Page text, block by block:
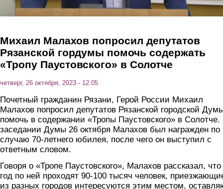
Михаил Малахов попросил депутатов
Рязанской гордумы помочь содержать
«Тропу Паустовского» в Солотче
четверг, 26 октября, 2023 - 12:05
Почетный гражданин Рязани, Герой России Михаил
Малахов попросил депутатов Рязанской городской
помочь в содержании «Тропы Паустовского» в
заседании Думы 26 октября Малахов был награжден по
случаю 70-летнего юбилея, после чего он выступил с
ответным словом.
Говоря о «Тропе Паустовского», Малахов рассказал, что
год по ней проходят 90-100 тысяч человек,
из разных городов интересуются этим местом,